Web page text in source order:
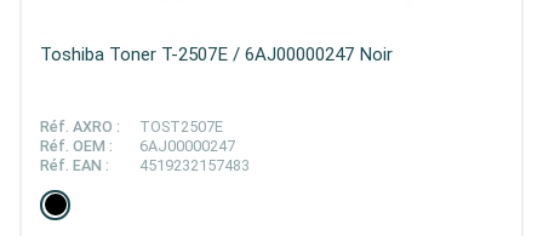
Toshiba Toner T-2507E / 6AJ00000247 Noir
Réf. AXRO :
TOST2507E
Réf. OEM :
6AJ00000247
Réf. EAN :
4519232157483